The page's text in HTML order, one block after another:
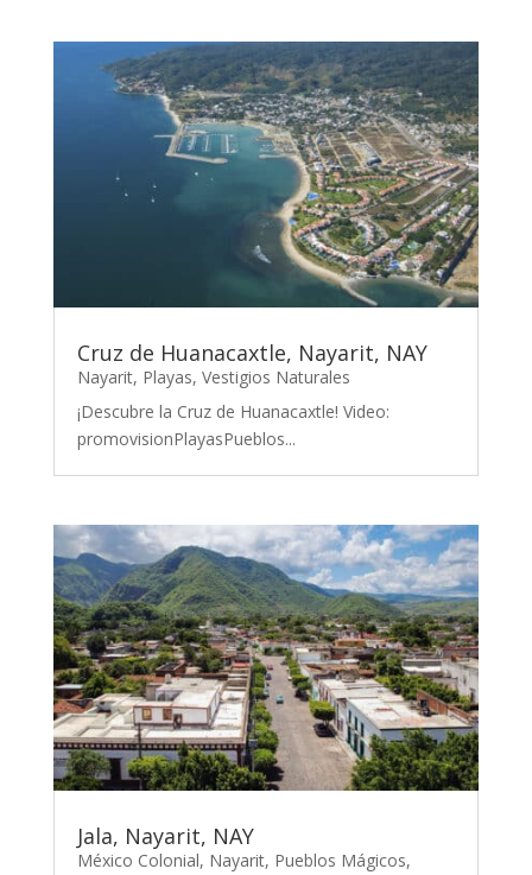
Cruz de Huanacaxtle, Nayarit, NAY
Nayarit, Playas, Vestigios Naturales
¡Descubre la Cruz de Huanacaxtle! Video:
promovisionPlayasPueblos...
Jala, Nayarit, NAY
México Colonial, Nayarit, Pueblos Mágicos,